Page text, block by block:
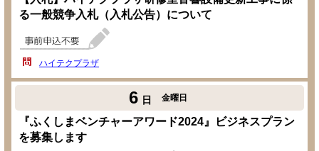
る一般競争入札（入札公告）について
ハイテクプラザ
6 日 金曜日
『ふくしまベンチャーアワード2024』ビジネスプラン
を募集します